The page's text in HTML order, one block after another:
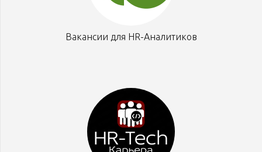
Вакансии для HR-Аналитиков